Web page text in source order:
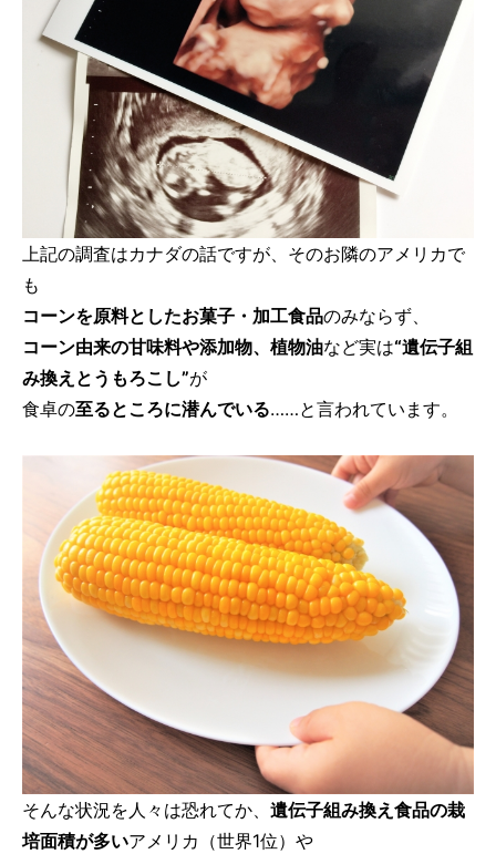
上記の調査はカナダの話ですが、そのお隣のアメリカで
も
コーンを原料としたお菓子・加工食品のみならず、
コーン由来の甘味料や添加物、植物油など実は“遺伝子組
み換えとうもろこし”が
食卓の至るところに潜んでいる……と言われています。
そんな状況を人々は恐れてか、 遺伝子組み換え食品の栽
培面積が多いアメリカ（世界1位）や